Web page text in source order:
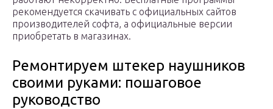
рекомендуется скачивать с официальных сайтов
производителей софта, а официальные версии
приобретать в магазинах.
Ремонтируем штекер наушников
своими руками: пошаговое
руководство